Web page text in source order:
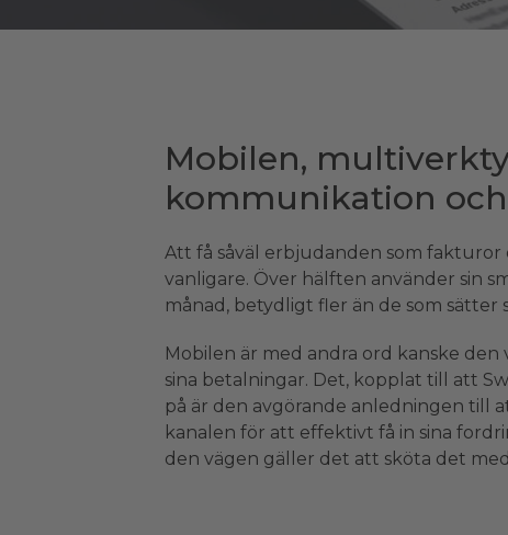
Mobilen,
kommunikation
Att få såväl erbjudanden som fakturor
vanligare. Över hälften använder sin
månad, betydligt fler än de som
Mobilen är med andra ord kanske
sina betalningar. Det, kopplat till att
på är den avgörande anledningen till
kanalen för att effektivt få in sina
den vägen gäller det att sköta det